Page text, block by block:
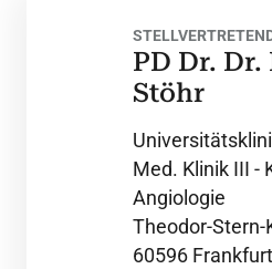
PD Dr. Dr.
Stöhr
Med. Klinik III -
Angiologie
Theodor-Stern-
60596